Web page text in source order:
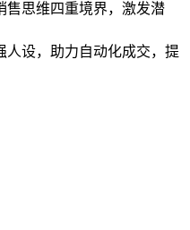
售思维四重境界，激发潜
人设，助力自动化成交，提